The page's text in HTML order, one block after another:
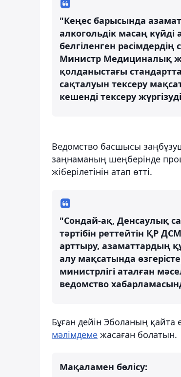
"Кеңес барысында
алкогольдік масаң
белгіленген
Министр Медициналық
қолданыстағы
сақталуын тексеру
кешенді тексеру
Ведомство басшысы
заңнаманың шеңберінде
жіберілетінін атап өтті.
"Сондай-ақ, Денсаулық
тәртібін реттейтін ҚР
арттыру, азаматтардың
алу мақсатында
министрлігі аталған
ведомство
Бұған дейін Эболаның қайта
мәлімдеме жасаған болатын.
Мақаламен бөлісу: